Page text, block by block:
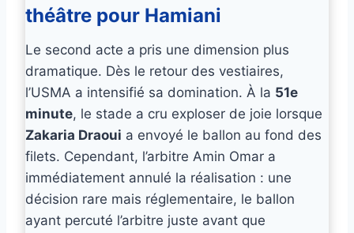
théâtre pour Hamiani
Le second acte a pris une dimension plus
dramatique. Dès le retour des vestiaires,
l’USMA a intensifié sa domination. À la 51e
minute, le stade a cru exploser de joie lorsque
Zakaria Draoui a envoyé le ballon au fond des
filets. Cependant, l’arbitre Amin Omar a
immédiatement annulé la réalisation : une
décision rare mais réglementaire, le ballon
ayant percuté l’arbitre juste avant que